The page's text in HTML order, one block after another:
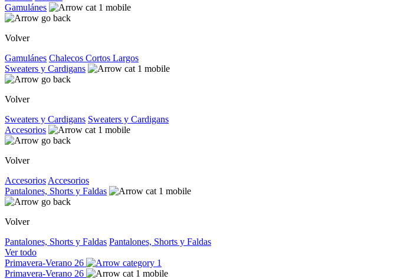
Gamulánes
Volver
Gamulánes Chalecos Cortos Largos
Sweaters y Cardigans
Volver
Sweaters y Cardigans Sweaters y Cardigans
Accesorios
Volver
Accesorios Accesorios
Pantalones, Shorts y Faldas
Volver
Pantalones, Shorts y Faldas Pantalones, Shorts y Faldas
Ver todo
Primavera-Verano 26
Primavera-Verano 26